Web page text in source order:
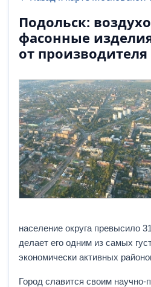
Подольск:
фасонные
от производителя
население округа превысило
делает его одним из самых
экономически активных
Город славится своим